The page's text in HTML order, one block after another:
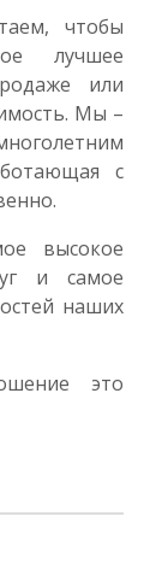
чтобы
лучшее
или
Мы –
с
высокое
и самое
наших
это